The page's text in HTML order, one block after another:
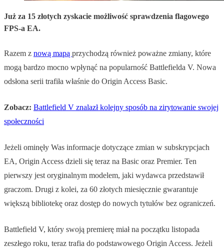
Już za 15 złotych zyskacie możliwość sprawdzenia flagowego
FPS-a EA.
Razem z nową mapą przychodzą również poważne zmiany, które
mogą bardzo mocno wpłynąć na popularność Battlefielda V. Nowa
odsłona serii trafiła właśnie do Origin Access Basic.
Zobacz: Battlefield V znalazł kolejny sposób na zirytowanie swojej
społeczności
Jeżeli ominęły Was informacje dotyczące zmian w subskrypcjach
EA, Origin Access dzieli się teraz na Basic oraz Premier. Ten
pierwszy jest oryginalnym modelem, jaki wydawca przedstawił
graczom. Drugi z kolei, za 60 złotych miesięcznie gwarantuje
większą bibliotekę oraz dostęp do nowych tytułów bez ograniczeń.
Battlefield V, który swoją premierę miał na początku listopada
zeszłego roku, teraz trafia do podstawowego Origin Access. Jeżeli